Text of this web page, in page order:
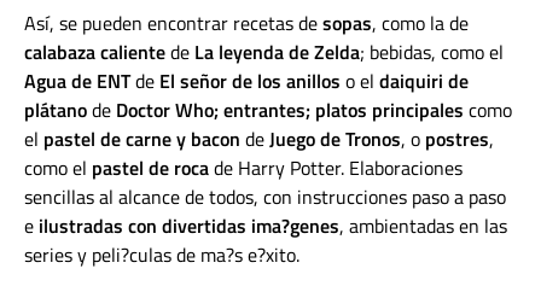
Así, se pueden encontrar recetas desopas, como la de
calabaza calientede La leyenda de Zelda; bebidas, como el
Agua de ENTde El señor de los anillos o el daiquiri de
plátanode Doctor Who; entrantes; platos principales como
el pastel de carne y bacon deJuego de Tronos, o postres,
como el pastel de rocade Harry Potter. Elaboraciones
sencillas al alcance de todos, con instrucciones paso a paso
e ilustradas con divertidas ima?genes, ambientadas en las
series y peli?culas de ma?s e?xito.